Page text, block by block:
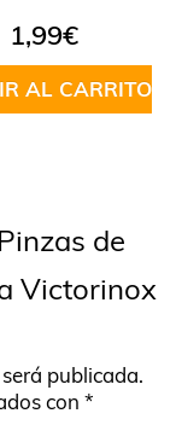
1,99€
AL CARRITO
de
Victorinox
publicada.
con *